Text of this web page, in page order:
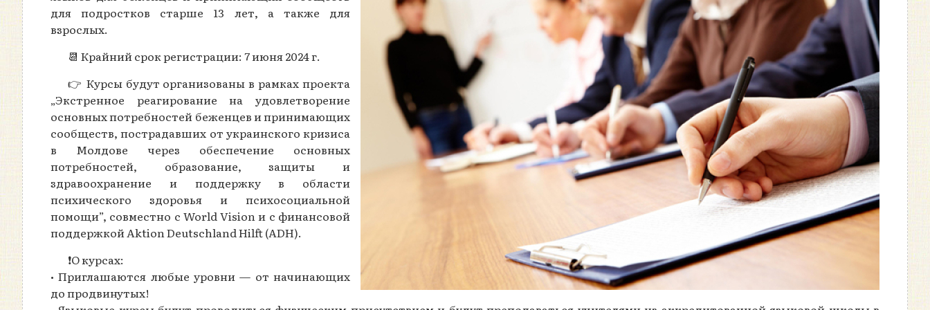
Газеты за 2015 г.
Газеты за 2014 г.
Газеты за 2013 г.
Газеты за 2012 г.
для подростков старше 13 лет, а также для
взрослых.
📆 Крайний срок регистрации: 7 июня 2024 г.
👉 Курсы будут организованы в рамках проекта
„Экстренное реагирование на удовлетворение
основных потребностей беженцев и принимающих
сообществ, пострадавших от украинского кризиса
в Молдове через обеспечение основных
потребностей, образование, защиты и
здравоохранение и поддержку в области
психического здоровья и психосоциальной
помощи”, совместно с World Vision и с финансовой
поддержкой Aktion Deutschland Hilft (ADH).
❗️О курсах:
• Приглашаются любые уровни — от начинающих
до продвинутых!